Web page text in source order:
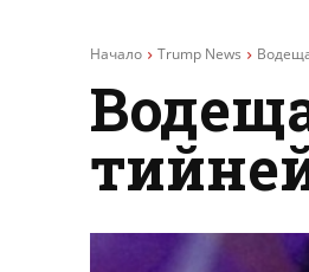
Начало Trump News